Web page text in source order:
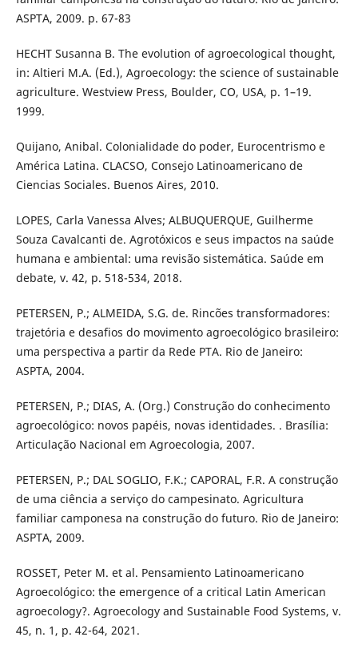
ASPTA, 2009. p. 67-83
HECHT Susanna B. The evolution of agroecological thought,
in: Altieri M.A. (Ed.), Agroecology: the science of sustainable
agriculture. Westview Press, Boulder, CO, USA, p. 1–19.
1999.
Quijano, Anibal. Colonialidade do poder, Eurocentrismo e
América Latina. CLACSO, Consejo Latinoamericano de
Ciencias Sociales. Buenos Aires, 2010.
LOPES, Carla Vanessa Alves; ALBUQUERQUE, Guilherme
Souza Cavalcanti de. Agrotóxicos e seus impactos na saúde
humana e ambiental: uma revisão sistemática. Saúde em
debate, v. 42, p. 518-534, 2018.
PETERSEN, P.; ALMEIDA, S.G. de. Rincões transformadores:
trajetória e desafios do movimento agroecológico brasileiro:
uma perspectiva a partir da Rede PTA. Rio de Janeiro:
ASPTA, 2004.
PETERSEN, P.; DIAS, A. (Org.) Construção do conhecimento
agroecológico: novos papéis, novas identidades. . Brasília:
Articulação Nacional em Agroecologia, 2007.
PETERSEN, P.; DAL SOGLIO, F.K.; CAPORAL, F.R. A construção
de uma ciência a serviço do campesinato. Agricultura
familiar camponesa na construção do futuro. Rio de Janeiro:
ASPTA, 2009.
ROSSET, Peter M. et al. Pensamiento Latinoamericano
Agroecológico: the emergence of a critical Latin American
agroecology?. Agroecology and Sustainable Food Systems, v.
45, n. 1, p. 42-64, 2021.